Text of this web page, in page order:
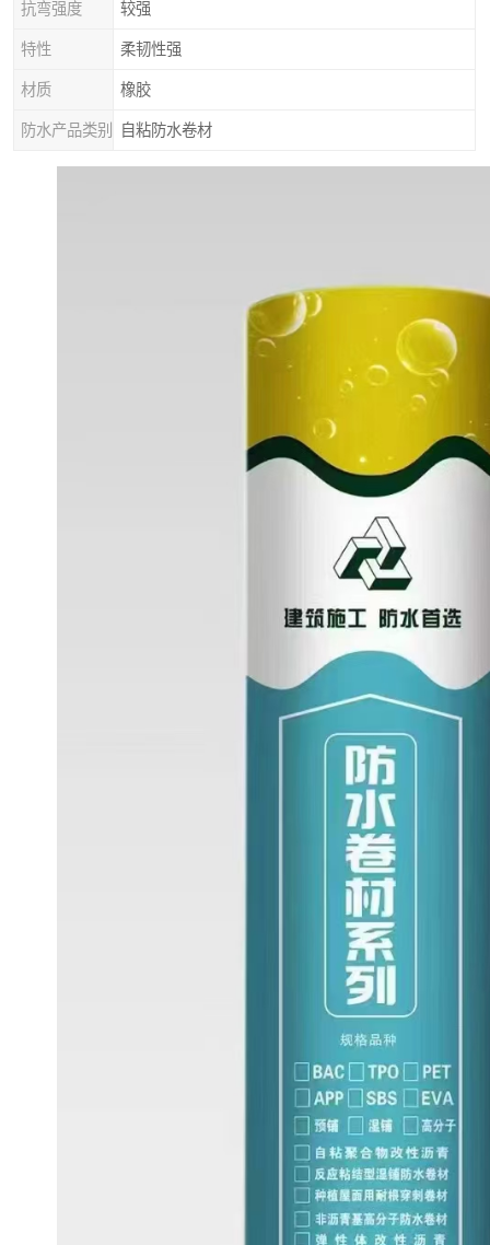
抗弯强度 较强
特性 柔韧性强
材质 橡胶
防水产品类别 自粘防水卷材